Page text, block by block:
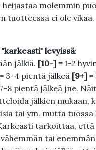
heijastaa molemmin
tuotteessa ei ole vikaa.
levyissä:
jälkiä. [10-] = 1-2
= 3-4 pientä jälkeä [9+] =
7-8 pientä jälkeä jne.
jälkien mukaan,
tai ym. mutta tuossa
tarkoittaa, että
tai